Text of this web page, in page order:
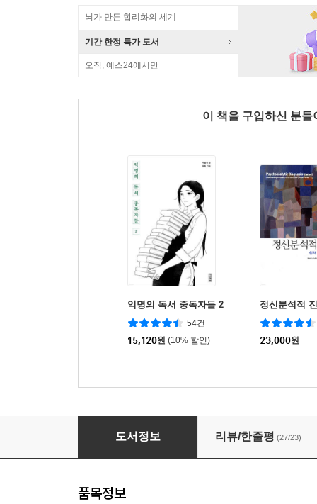
뇌가 만든 합리화의 세계
기간 한정 특가 도서
오직, 예스24에서만
이 책을 구입하신 분
익명의 독서 중독자들 2
54건
15,120원 (10% 할인)
정신분석적
23,000원
생물은 왜 죽는가
도서정보 리뷰/한줄평 (27/23)
품목정보